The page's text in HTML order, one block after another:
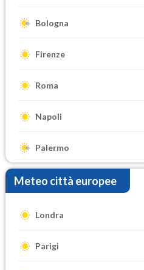
Bologna
Firenze
Roma
Napoli
Palermo
Meteo città europee
Londra
Parigi